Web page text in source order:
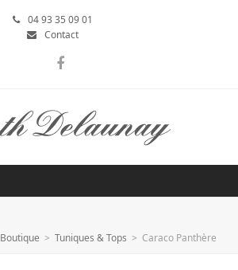
04 93 35 09 01
Contact
Facebook
Boutique > Tuniques & Tops > Caraco Panthère